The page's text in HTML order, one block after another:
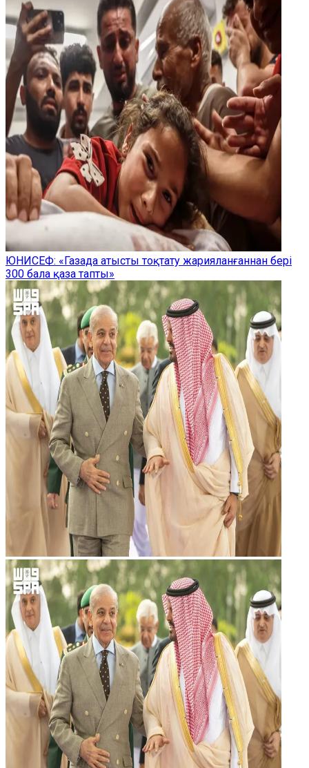
ЮНИСЕФ: «Газада атысты тоқтату жарияланғаннан бері
300 бала қаза тапты»